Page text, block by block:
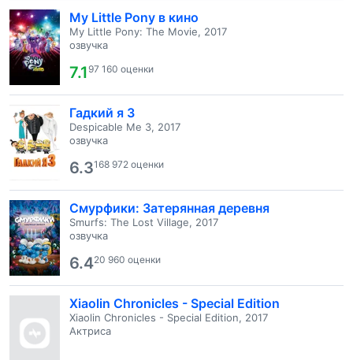
My Little Pony в кино
My Little Pony: The Movie, 2017
озвучка
7.197 160 оценки
Гадкий я 3
Despicable Me 3, 2017
озвучка
6.3168 972 оценки
Смурфики: Затерянная деревня
Smurfs: The Lost Village, 2017
озвучка
6.420 960 оценки
Xiaolin Chronicles - Special Edition
Xiaolin Chronicles - Special Edition, 2017
Актриса